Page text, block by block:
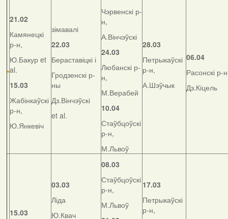
21.02
Камянецкі
р-н,
Ю.Бакур et
al.
15.03
Жабінкаўскі
р-н,
Ю.Янкевіч
зімавалі
22.03
Бераставіцкі і
Гродзенскі р-
ны
Дз.Вінчэўскі
et al.
Чэрвенскі р-
н,
А.Вінчэўскі
24.03
Любанскі р-
н,
М.Верабей
10.04
Стаўбцоўскі
р-н,
М.Львоў
28.03
Петрыкаўскі
р-н,
А.Шэўчык
06.04
Расонскі р-
Дз.Кіцель
15.03
03.03
Ліда
Ю.Квач
08.03
Стаўбцоўскі
р-н,
М.Львоў
17.03
Петрыкаўскі
р-н,